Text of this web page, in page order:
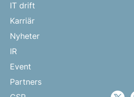
IT drift
Karriär
Nyheter
IR
Event
Partners